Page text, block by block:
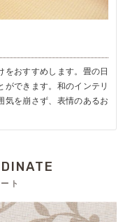
をおすすめします。畳の日
できます。和のインテリ
気を崩さず、表情のあるお
ト